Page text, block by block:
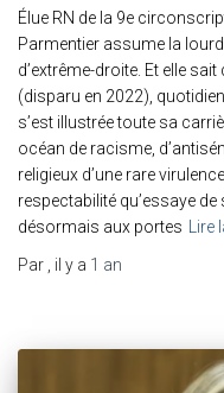
Élue RN de la 9e
Parmentier assume la
d’extrême-droite. Et elle
(disparu en 2022),
s’est illustrée toute sa
océan de racisme,
religieux d’une rare
respectabilité qu’essaye de
désormais aux portes
Par
, il y a 1 an